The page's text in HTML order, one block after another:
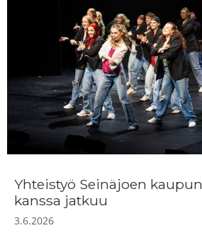
Yhteistyö Seinäjoen
kanssa jatkuu
3.6.2026